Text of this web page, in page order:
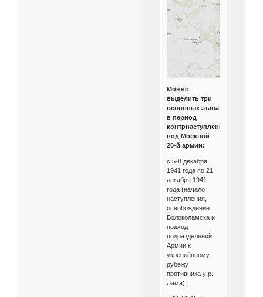
Можно
выделить три
основных этапа
в период
контрнаступления
под Москвой
20-й армии:
с 5-8 декабря
1941 года по 21
декабря 1941
года (начало
наступления,
освобождение
Волоколамска и
подход
подразделений
Армии к
укреплённому
рубежу
противника у р.
Лама);